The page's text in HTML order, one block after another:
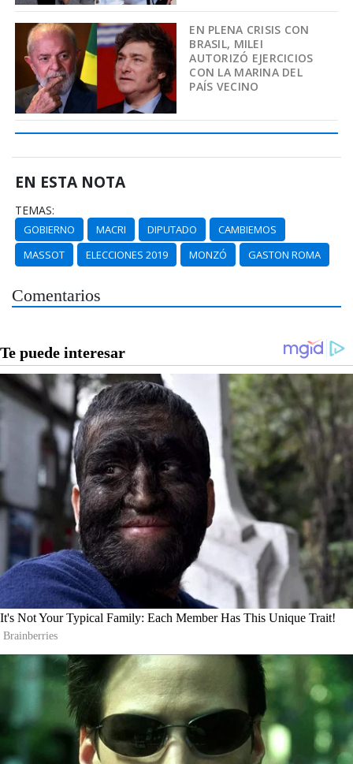
EN PLENA CRISIS CON
BRASIL, MILEI
AUTORIZÓ EJERCICIOS
CON LA MARINA DEL
PAÍS VECINO
EN ESTA NOTA
TEMAS:
GOBIERNO MACRI DIPUTADO
CAMBIEMOS
MASSOT
ELECCIONES 2019 MONZÓ GASTON ROMA
Comentarios